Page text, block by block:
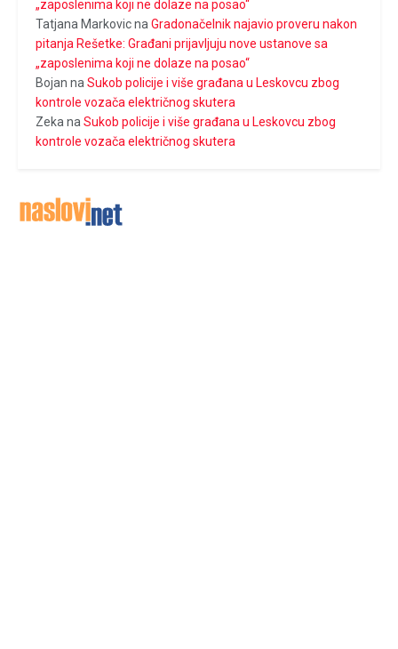
„zaposlenima koji ne dolaze na posao“
Tatjana Markovicna Gradonačelnik najavio proveru nakon
pitanja Rešetke: Građani prijavljuju nove ustanove sa
„zaposlenima koji ne dolaze na posao“
Bojan na Sukob policije i više građana u Leskovcu zbog
kontrole vozača električnog skutera
Zeka na Sukob policije i više građana u Leskovcu zbog
kontrole vozača električnog skutera